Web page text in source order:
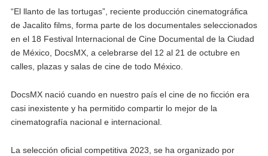
“El llanto de las tortugas”, reciente producción cinematográfica
de Jacalito films, forma parte de los documentales seleccionados
en el 18 Festival Internacional de Cine Documental de la Ciudad
de México, DocsMX, a celebrarse del 12 al 21 de octubre en
calles, plazas y salas de cine de todo México.
DocsMX nació cuando en nuestro país el cine de no ficción era
casi inexistente y ha permitido compartir lo mejor de la
cinematografía nacional e internacional.
La selección oficial competitiva 2023, se ha organizado por